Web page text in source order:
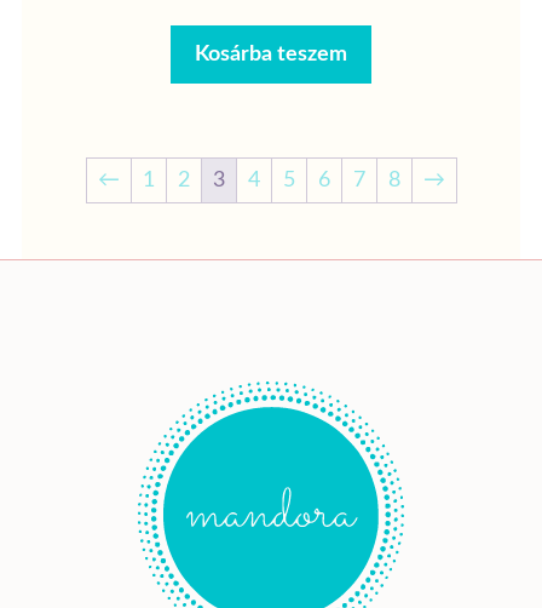
Kosárba teszem
← 1 2 3 4 5 6 7 8 →